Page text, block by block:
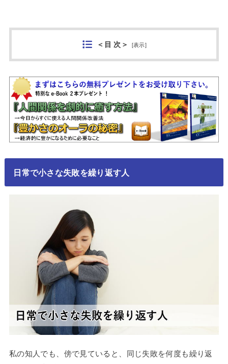
＜目 次＞ [表示]
日常で小さな失敗を繰り返す人
私の知人でも、傍で見ていると、同じ失敗を何度も繰り返